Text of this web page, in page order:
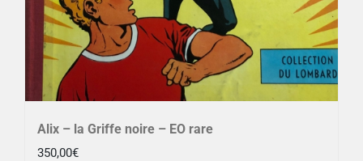
Alix – la Griffe noire – EO rare
350,00€